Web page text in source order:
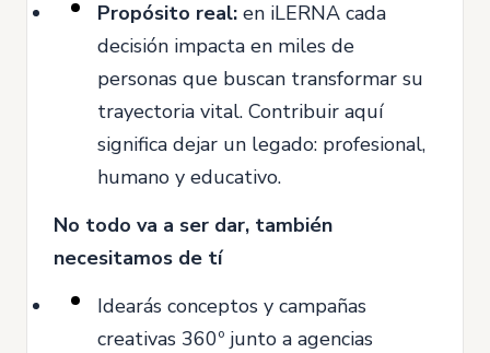
Propósito real: en iLERNA cada
decisión impacta en miles de
personas que buscan transformar su
trayectoria vital. Contribuir aquí
significa dejar un legado: profesional,
humano y educativo.
No todo va a ser dar, también
necesitamos de tí
Idearás conceptos y campañas
creativas 360º junto a agencias